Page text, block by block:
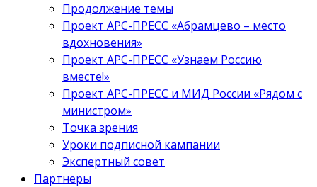
Продолжение темы
Проект АРС-ПРЕСС «Абрамцево – место
вдохновения»
Проект АРС-ПРЕСС «Узнаем Россию
вместе!»
Проект АРС-ПРЕСС и МИД России «Рядом с
министром»
Точка зрения
Уроки подписной кампании
Экспертный совет
Партнеры